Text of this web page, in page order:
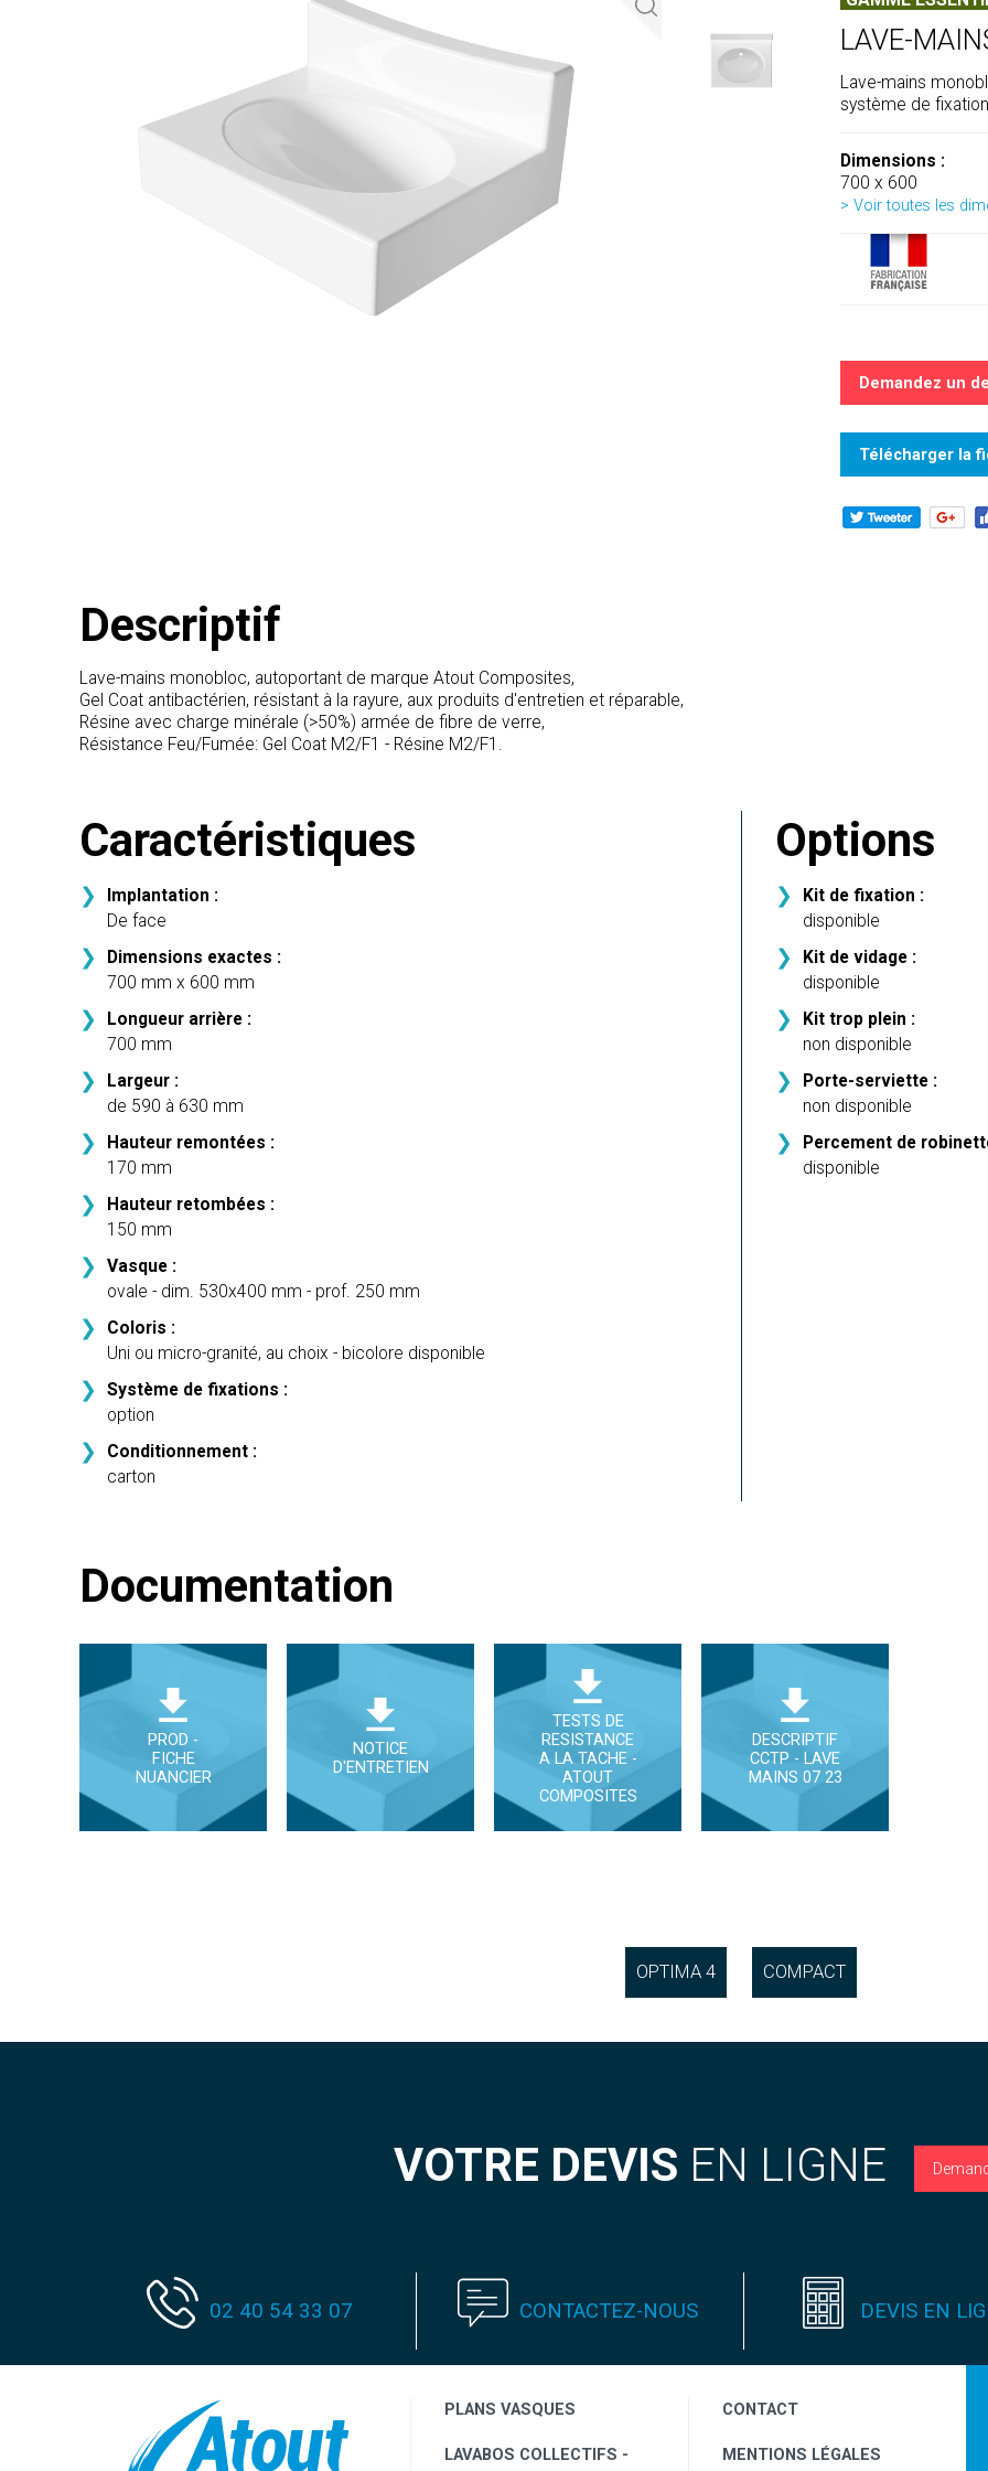
LAVE-
Lave-mains
système de
Dimensions :
700 x 600
> Voir toutes les
Demandez un
Télécharger la
Descriptif
Lave-mains monobloc, autoportant de marque Atout Composites,
Gel Coat antibactérien, résistant à la rayure, aux produits d'entretien et réparable,
Résine avec charge minérale (>50%) armée de fibre de verre,
Résistance Feu/Fumée: Gel Coat M2/F1 - Résine M2/F1.
Caractéristiques
Implantation :
De face
Dimensions exactes :
700 mm x 600 mm
Longueur arrière :
700 mm
Largeur :
de 590 à 630 mm
Hauteur remontées :
170 mm
Hauteur retombées :
150 mm
Vasque :
ovale - dim. 530x400 mm - prof. 250 mm
Coloris :
Uni ou micro-granité, au choix - bicolore disponible
Système de fixations :
option
Conditionnement :
carton
Options
Kit de fixation :
disponible
Kit de vidage :
disponible
Kit trop plein :
non disponible
Porte-serviette :
non disponible
Percement de
disponible
Documentation
PROD -
FICHE
NUANCIER
NOTICE
D'ENTRETIEN
TESTS DE
RESISTANCE
A LA TACHE -
ATOUT
COMPOSITES
DESCRIPTIF
CCTP - LAVE
MAINS 07 23
OPTIMA 4 COMPACT
VOTRE DEVIS EN LIGNE
02 40 54 33 07 CONTACTEZ-NOUS DEVIS EN
Produits spécifiques
Jeu d'Eau
PLANS VASQUES
LAVABOS COLLECTIFS -
CONTACT
MENTIONS LÉGALES